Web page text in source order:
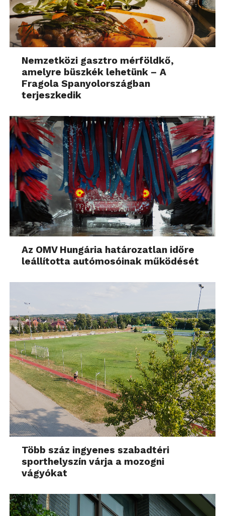
Nemzetközi gasztro mérföldkő,
amelyre büszkék lehetünk – A
Fragola Spanyolországban
terjeszkedik
Az OMV Hungária határozatlan időre
leállította autómosóinak működését
Több száz ingyenes szabadtéri
sporthelyszín várja a mozogni
vágyókat